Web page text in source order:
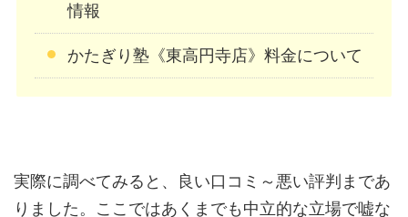
情報
かたぎり塾《東高円寺店》料金について
実際に調べてみると、良い口コミ～悪い評判まであ
りました。ここではあくまでも中立的な立場で嘘な